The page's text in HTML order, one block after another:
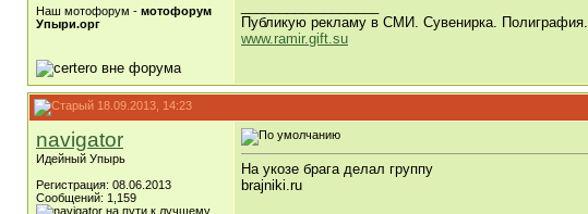
Наш мотофорум - мотофорум
Упыри.орг
Публикую рекламу в СМИ. Сувенирка. Полиграфия.
www.ramir.gift.su
18.09.2013, 14:23
navigator
Идейный Упырь
Регистрация: 08.06.2013
Сообщений: 1,159
На укозе брага делал группу
brajniki.ru